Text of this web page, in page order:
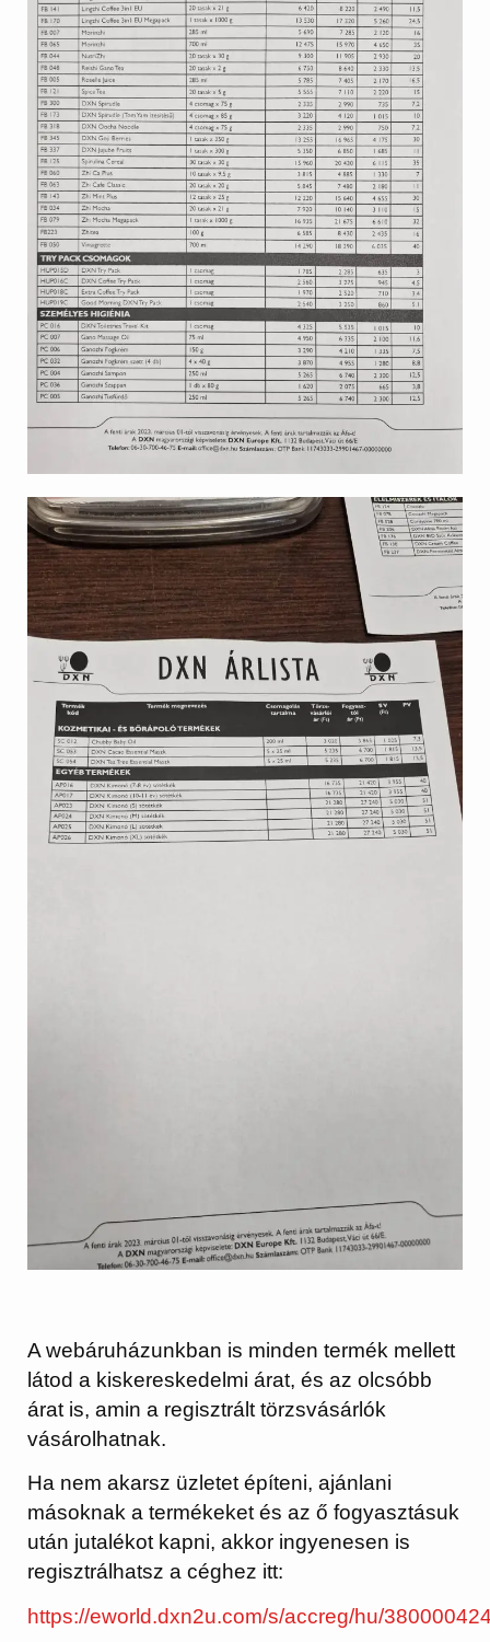
A webáruházunkban is minden termék mellett
látod a kiskereskedelmi árat, és az olcsóbb
árat is, amin a regisztrált törzsvásárlók
vásárolhatnak.
Ha nem akarsz üzletet építeni, ajánlani
másoknak a termékeket és az ő fogyasztásuk
után jutalékot kapni, akkor ingyenesen is
regisztrálhatsz a céghez itt:
https://eworld.dxn2u.com/s/accreg/hu/